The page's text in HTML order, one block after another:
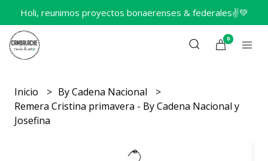
Holi, reunimos proyectos bonaerenses & federales✌️💚
0
Inicio
By Cadena Nacional
Remera Cristina primavera - By Cadena Nacional y
Josefina